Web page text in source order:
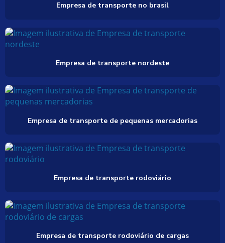
Empresa de transporte no brasil
Empresa de transporte nordeste
Empresa de transporte de pequenas mercadorias
Empresa de transporte rodoviário
Empresa de transporte rodoviário de cargas